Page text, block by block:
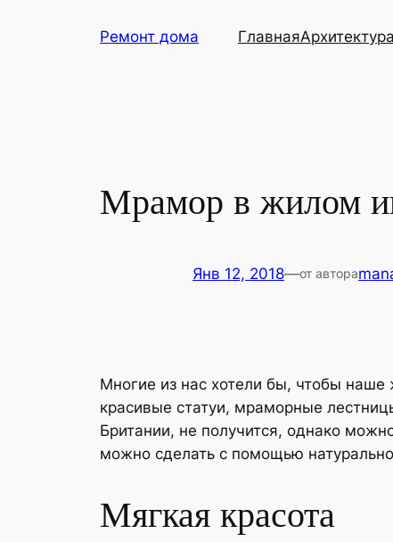
Ремонт дома ГлавнаяАрхитектура
Мрамор в жилом
Янв 12, 2018—от автора
Многие из нас хотели бы, чтобы
красивые статуи, мраморные
Британии, не получится, однако
можно сделать с помощью
Мягкая красота